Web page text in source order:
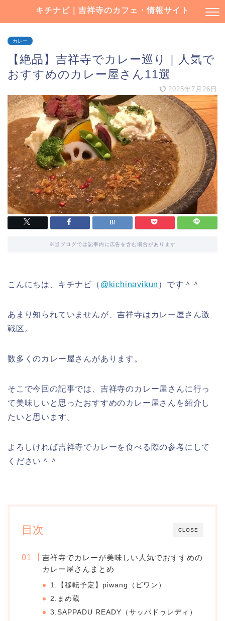
キチナビ｜吉祥寺のカフェ・情報サイト
カレー
【絶品】吉祥寺でカレー巡り｜人気で
おすすめのカレー屋さん11選
2025年7月26日
※当ブログでは記事内に広告を含む場合があります
こんにちは、キチナビ（ @kichinavikun ）です＾＾
あまり知られていませんが、吉祥寺はカレー屋さん激
戦区。
数多くのカレー屋さんがあります。
そこで今回の記事では、吉祥寺のカレー屋さんに行っ
て美味しいと思ったおすすめのカレー屋さんを紹介し
たいと思います。
よろしければ吉祥寺でカレーを食べる際の参考にして
ください＾＾
CLOSE
目次
吉祥寺でカレーが美味しい人気でおすすめの
カレー屋さんまとめ
1.【移転予定】piwang（ピワン）
2.まめ蔵
3.SAPPADU READY（サッパドゥレディ）